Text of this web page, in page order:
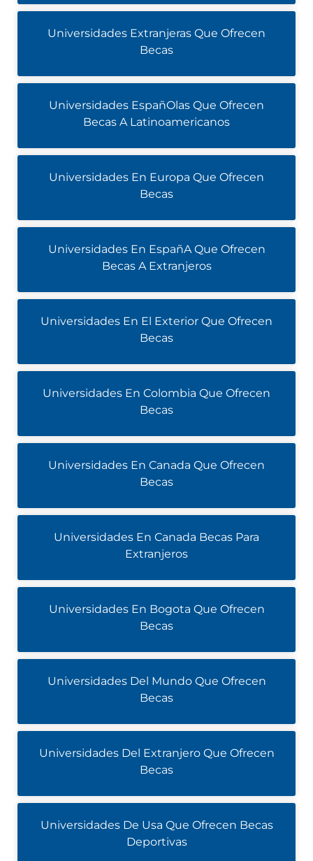
Universidades Extranjeras Que Ofrecen
Becas
Universidades EspañOlas Que Ofrecen
Becas A Latinoamericanos
Universidades En Europa Que Ofrecen
Becas
Universidades En EspañA Que Ofrecen
Becas A Extranjeros
Universidades En El Exterior Que Ofrecen
Becas
Universidades En Colombia Que Ofrecen
Becas
Universidades En Canada Que Ofrecen
Becas
Universidades En Canada Becas Para
Extranjeros
Universidades En Bogota Que Ofrecen
Becas
Universidades Del Mundo Que Ofrecen
Becas
Universidades Del Extranjero Que Ofrecen
Becas
Universidades De Usa Que Ofrecen Becas
Deportivas